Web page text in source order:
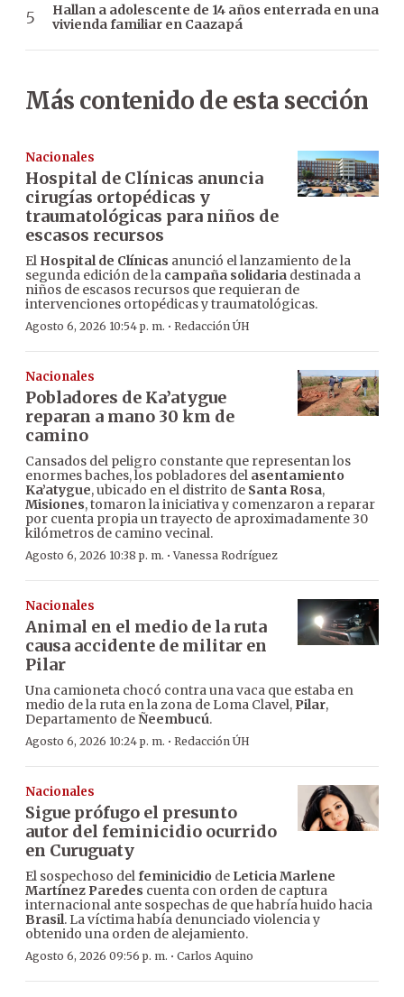
Hallan a adolescente de 14 años enterrada en una
vivienda familiar en Caazapá
Más contenido de esta sección
Nacionales
Hospital de Clínicas anuncia
cirugías ortopédicas y
traumatológicas para niños de
escasos recursos
El Hospital de Clínicas anunció el lanzamiento de la
segunda edición de la campaña solidaria destinada a
niños de escasos recursos que requieran de
intervenciones ortopédicas y traumatológicas.
Agosto 6, 2026 10:54 p. m. · Redacción ÚH
Nacionales
Pobladores de Ka’atygue
reparan a mano 30 km de
camino
Cansados del peligro constante que representan los
enormes baches, los pobladores del asentamiento
Ka’atygue, ubicado en el distrito de Santa Rosa,
Misiones, tomaron la iniciativa y comenzaron a reparar
por cuenta propia un trayecto de aproximadamente 30
kilómetros de camino vecinal.
Agosto 6, 2026 10:38 p. m. ·Vanessa Rodríguez
Nacionales
Animal en el medio de la ruta
causa accidente de militar en
Pilar
Una camioneta chocó contra una vaca que estaba en
medio de la ruta en la zona de Loma Clavel, Pilar,
Departamento deÑeembucú.
Agosto 6, 2026 10:24 p. m. · Redacción ÚH
Nacionales
Sigue prófugo el presunto
autor del feminicidio ocurrido
en Curuguaty
El sospechoso delfeminicidio de Leticia Marlene
Martínez Paredes cuenta con orden de captura
internacional ante sospechas de que habría huido hacia
Brasil. La víctima había denunciado violencia y
obtenido una orden de alejamiento.
Agosto 6, 2026 09:56 p. m. · Carlos Aquino